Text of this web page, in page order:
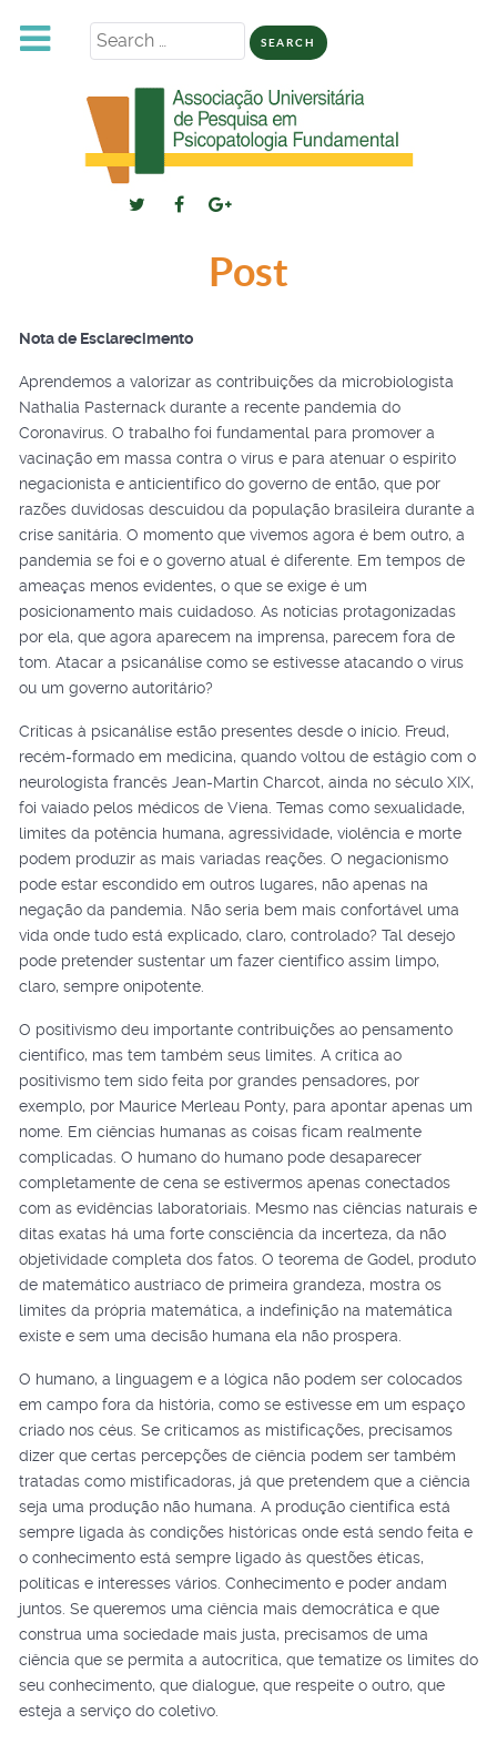
Search
Post
Nota de Esclarecimento
Aprendemos a valorizar as contribuições da microbiologista
Nathalia Pasternack durante a recente pandemia do
Coronavírus. O trabalho foi fundamental para promover a
vacinação em massa contra o vírus e para atenuar o espírito
negacionista e anticientífico do governo de então, que por
razões duvidosas descuidou da população brasileira durante a
crise sanitária. O momento que vivemos agora é bem outro, a
pandemia se foi e o governo atual é diferente. Em tempos de
ameaças menos evidentes, o que se exige é um
posicionamento mais cuidadoso. As notícias protagonizadas
por ela, que agora aparecem na imprensa, parecem fora de
tom. Atacar a psicanálise como se estivesse atacando o vírus
ou um governo autoritário?
Críticas à psicanálise estão presentes desde o início. Freud,
recém-formado em medicina, quando voltou de estágio com o
neurologista francês Jean-Martin Charcot, ainda no século XIX,
foi vaiado pelos médicos de Viena. Temas como sexualidade,
limites da potência humana, agressividade, violência e morte
podem produzir as mais variadas reações. O negacionismo
pode estar escondido em outros lugares, não apenas na
negação da pandemia. Não seria bem mais confortável uma
vida onde tudo está explicado, claro, controlado? Tal desejo
pode pretender sustentar um fazer científico assim limpo,
claro, sempre onipotente.
O positivismo deu importante contribuições ao pensamento
científico, mas tem também seus limites. A crítica ao
positivismo tem sido feita por grandes pensadores, por
exemplo, por Maurice Merleau Ponty, para apontar apenas um
nome. Em ciências humanas as coisas ficam realmente
complicadas. O humano do humano pode desaparecer
completamente de cena se estivermos apenas conectados
com as evidências laboratoriais. Mesmo nas ciências naturais e
ditas exatas há uma forte consciência da incerteza, da não
objetividade completa dos fatos. O teorema de Godel, produto
de matemático austríaco de primeira grandeza, mostra os
limites da própria matemática, a indefinição na matemática
existe e sem uma decisão humana ela não prospera.
O humano, a linguagem e a lógica não podem ser colocados
em campo fora da história, como se estivesse em um espaço
criado nos céus. Se criticamos as mistificações, precisamos
dizer que certas percepções de ciência podem ser também
tratadas como mistificadoras, já que pretendem que a ciência
seja uma produção não humana. A produção científica está
sempre ligada às condições históricas onde está sendo feita e
o conhecimento está sempre ligado às questões éticas,
políticas e interesses vários. Conhecimento e poder andam
juntos. Se queremos uma ciência mais democrática e que
construa uma sociedade mais justa, precisamos de uma
ciência que se permita a autocrítica, que tematize os limites do
seu conhecimento, que dialogue, que respeite o outro, que
esteja a serviço do coletivo.